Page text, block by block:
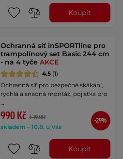
Koupit
Ochranná síť inSPORTline pro
trampolínový set Basic 244 cm
- na 4 tyčeAKCE
4.5 (1)
Ochranná síť pro bezpečné skákání,
rychlá a snadná montáž, pojistka pro
…
990 Kč 1 390 Kč
skladem – 10.8. u Vás
-29%
Koupit